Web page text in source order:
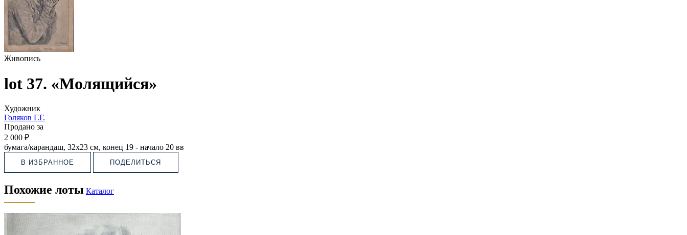
Живопись
lot 37. «Молящийся»
Художник
Голяков Г.Г.
Продано за
2 000 ₽
бумага/карандаш, 32х23 см, конец 19 - начало 20 вв
В ИЗБРАННОЕ ПОДЕЛИТЬСЯ
Похожие лоты Каталог